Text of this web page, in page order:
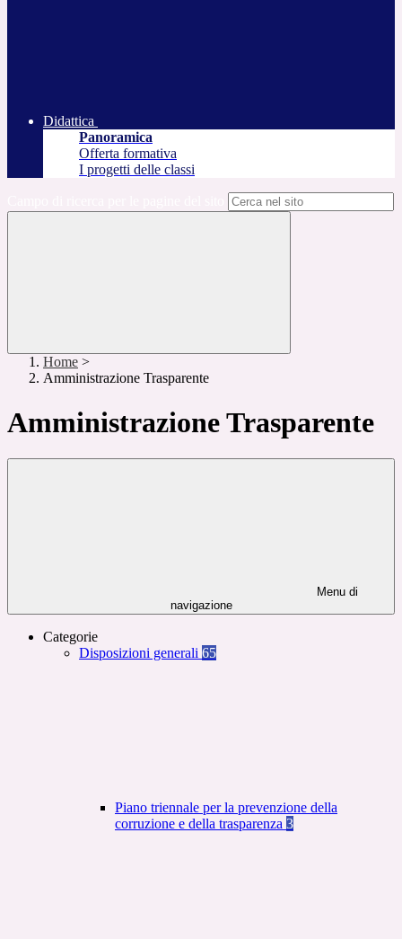
Didattica
Panoramica
Offerta formativa
I progetti delle classi
Home >
Amministrazione Trasparente
Amministrazione Trasparente
Menu di
navigazione
Categorie
Disposizioni generali 65
Piano triennale per la prevenzione della
corruzione e della trasparenza 3